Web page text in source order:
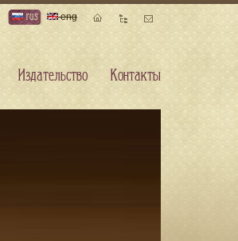
rus eng
Издательство Контакты